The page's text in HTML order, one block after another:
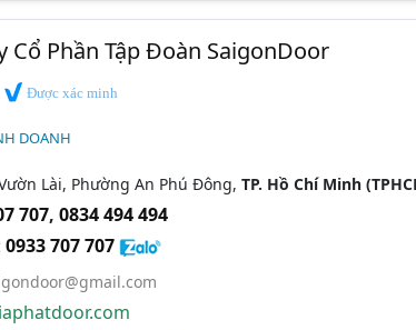
Cổ Phần Tập Đoàn SaigonDoor
Được xác minh
DOANH
Lài, Phường An Phú Đông, TP. Hồ Chí Minh
707, 0834 494 494
0933 707 707